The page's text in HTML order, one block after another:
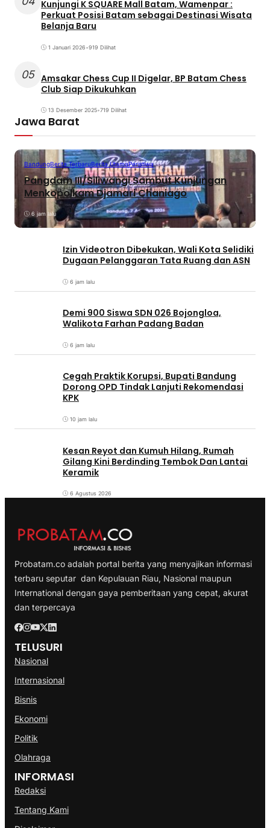
Kunjungi K SQUARE Mall Batam, Wamenpar :
Perkuat Posisi Batam sebagai Destinasi Wisata
Belanja Baru
1 Januari 2026•919 Dilihat
05 Amsakar Chess Cup II Digelar, BP Batam Chess
Club Siap Dikukuhkan
13 Desember 2025•719 Dilihat
Jawa Barat
BandungBerita TerbaruBerita UtamaPeristiwa
Pangdam III/Siliwangi Sambut Kunjungan
Menkopolkam Djamari Chaniago
6 jam lalu
Izin Videotron Dibekukan, Wali Kota Selidiki
Dugaan Pelanggaran Tata Ruang dan ASN
6 jam lalu
Demi 900 Siswa SDN 026 Bojongloa,
Walikota Farhan Padang Badan
6 jam lalu
Cegah Praktik Korupsi, Bupati Bandung
Dorong OPD Tindak Lanjuti Rekomendasi
KPK
10 jam lalu
Kesan Reyot dan Kumuh Hilang, Rumah
Gilang Kini Berdinding Tembok Dan Lantai
Keramik
6 Agustus 2026
Probatam.co adalah portal berita yang menyajikan informasi
terbaru seputar dan Kepulauan Riau, Nasional maupun
International dengan gaya pemberitaan yang cepat, akurat
dan terpercaya
TELUSURI
Nasional
Internasional
Bisnis
Ekonomi
Politik
Olahraga
INFORMASI
Redaksi
Tentang Kami